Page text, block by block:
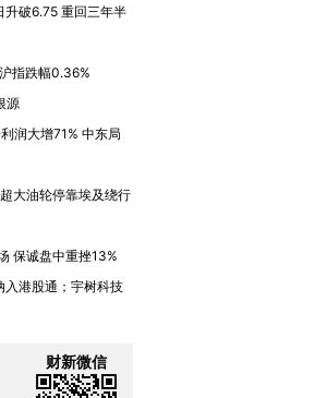
升破6.75 重回三年半
指跌幅0.36%
源
润大增71% 中东局
大油轮停靠埃及绕行
保诚盘中重挫13%
港股通；宇树科技
财新微信